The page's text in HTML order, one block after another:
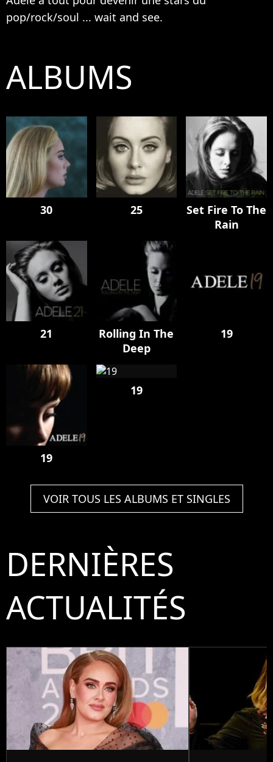
pop/rock/soul ... wait and see.
ALBUMS
30 25
Set Fire To The
Rain
21
Rolling In The
Deep
19
19
19
VOIR TOUS LES ALBUMS ET SINGLES
DERNIÈRES
ACTUALITÉS